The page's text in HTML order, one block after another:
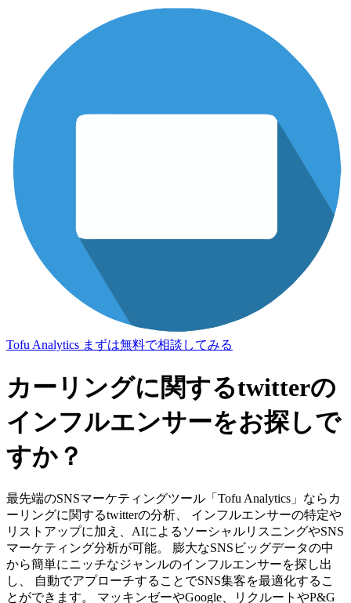
Tofu Analytics まずは無料で相談してみる
カーリングに関するtwitterの
インフルエンサーをお探しで
すか？
最先端のSNSマーケティングツール「Tofu Analytics」ならカ
ーリングに関するtwitterの分析、 インフルエンサーの特定や
リストアップに加え、AIによるソーシャルリスニングやSNS
マーケティング分析が可能。 膨大なSNSビッグデータの中
から簡単にニッチなジャンルのインフルエンサーを探し出
し、 自動でアプローチすることでSNS集客を最適化するこ
とができます。 マッキンゼーやGoogle、リクルートやP&G